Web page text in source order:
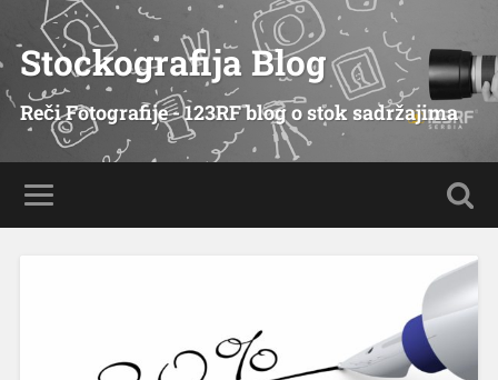
Stockografija Blog
Reči Fotografije - 123RF blog o stok sadržajima